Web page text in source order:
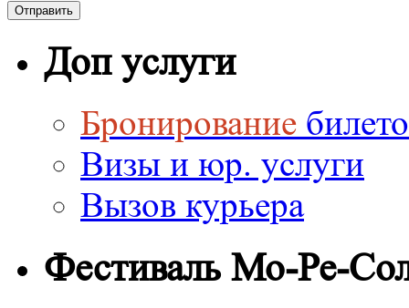
Доп услуги
Бронирование
Визы и юр. услуги
Вызов курьера
Фестиваль Мо-Ре-